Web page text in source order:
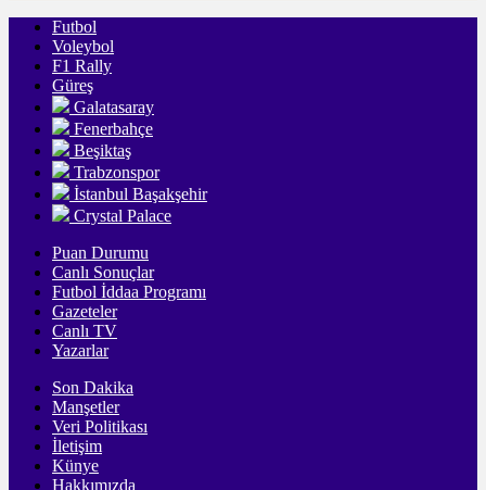
Futbol
Voleybol
F1 Rally
Güreş
Galatasaray
Fenerbahçe
Beşiktaş
Trabzonspor
İstanbul Başakşehir
Crystal Palace
Puan Durumu
Canlı Sonuçlar
Futbol İddaa Programı
Gazeteler
Canlı TV
Yazarlar
Son Dakika
Manşetler
Veri Politikası
İletişim
Künye
Hakkımızda